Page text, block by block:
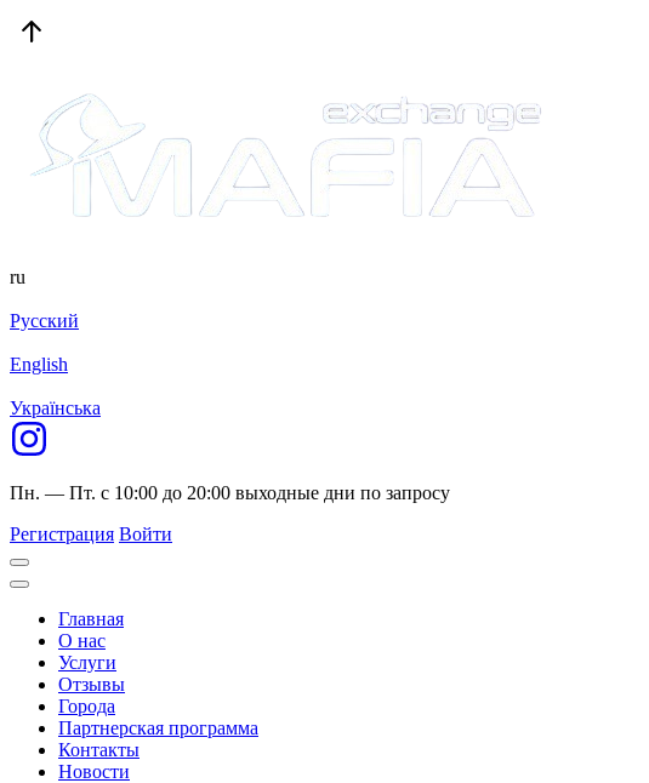
ru
Русский
English
Українська
Пн. — Пт. с 10:00 до 20:00 выходные дни по запросу
Регистрация Войти
Главная
О нас
Услуги
Отзывы
Города
Партнерская программа
Контакты
Новости